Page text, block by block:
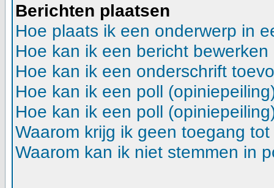
Berichten plaatsen
Hoe plaats ik een onderwerp in
Hoe kan ik een bericht
Hoe kan ik een onderschrift
Hoe kan ik een poll
Hoe kan ik een poll
Waarom krijg ik geen toegang
Waarom kan ik niet stemmen in